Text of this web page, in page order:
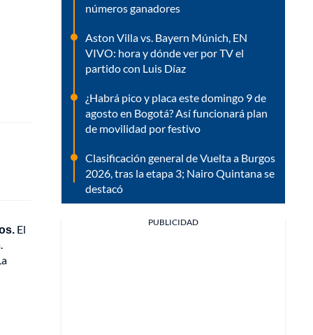
El
números ganadores
Aston Villa vs. Bayern Múnich, EN
VIVO: hora y dónde ver por TV el
partido con Luis Díaz
¿Habrá pico y placa este domingo 9 de
agosto en Bogotá? Así funcionará plan
de movilidad por festivo
Clasificación general de Vuelta a Burgos
2026, tras la etapa 3; Nairo Quintana se
destacó
PUBLICIDAD